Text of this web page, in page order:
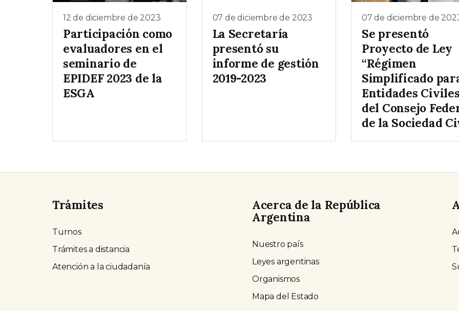
12 de diciembre de 2023
Participación como
evaluadores en el
seminario de
EPIDEF 2023 de la
ESGA
07 de diciembre de 2023
La Secretaría
presentó su
informe de gestión
2019-2023
07 de diciembre de
Se presentó
Proyecto de Ley
“Régimen
Simplificado
Entidades
del Consejo
de la Sociedad
Trámites
Turnos
Trámites a distancia
Atención a la ciudadanía
Acerca de la República
Argentina
Nuestro país
Leyes argentinas
Organismos
Mapa del Estado